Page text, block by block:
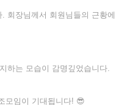
회장님께서 회원님들의 근황에
하는 모습이 감명깊었습니다.
모임이 기대됩니다! 😎